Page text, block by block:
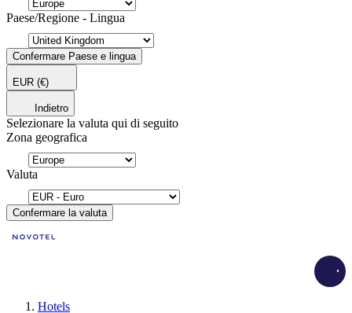
Paese/Regione - Lingua
Confermare Paese e lingua
EUR (€)
Indietro
Selezionare la valuta qui di seguito
Zona geografica
Valuta
Confermare la valuta
Hotels